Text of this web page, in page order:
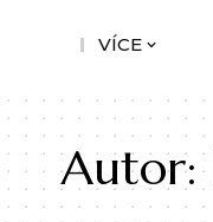
VÍCE
Autor: